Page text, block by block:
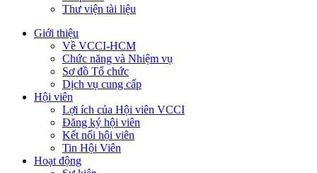
Thư viện tài liệu
Giới thiệu
Về VCCI-HCM
Chức năng và Nhiệm vụ
Sơ đồ Tổ chức
Dịch vụ cung cấp
Hội viên
Lợi ích của Hội viên VCCI
Đăng ký hội viên
Kết nối hội viên
Tin Hội Viên
Hoạt động